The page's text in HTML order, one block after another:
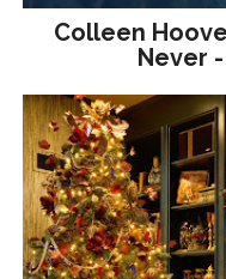
Colleen
Never